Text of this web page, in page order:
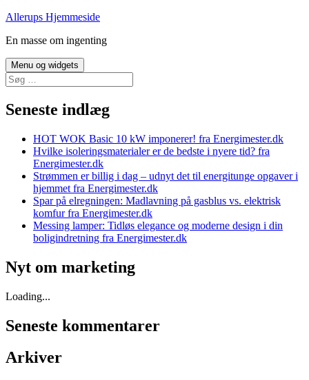
Hop
indhold
Allerups Hjemmeside
En masse om ingenting
Menu og widgets
Søg
efter:
Seneste indlæg
HOT WOK Basic 10 kW imponerer! fra Energimester.dk
Hvilke isoleringsmaterialer er de bedste i nyere tid? fra
Energimester.dk
Strømmen er billig i dag – udnyt det til energitunge opgaver i
hjemmet fra Energimester.dk
Spar på elregningen: Madlavning på gasblus vs. elektrisk
komfur fra Energimester.dk
Messing lamper: Tidløs elegance og moderne design i din
boligindretning fra Energimester.dk
Nyt om marketing
Loading...
Seneste kommentarer
Arkiver